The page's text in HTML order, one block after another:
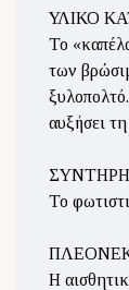
ΥΛΙΚΟ
Το
των
αυξήσει
Το
Η